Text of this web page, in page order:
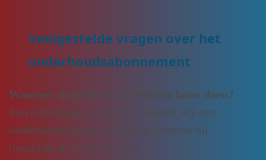
Veelgestelde vragen over het
onderhoudsabonnement
Wanneer moet ik een nulmeting laten doen?
Een nulmeting is verplicht voordat wij een
onderhoudscontract afsluiten, behalve bij
toestellen die door ons zijn